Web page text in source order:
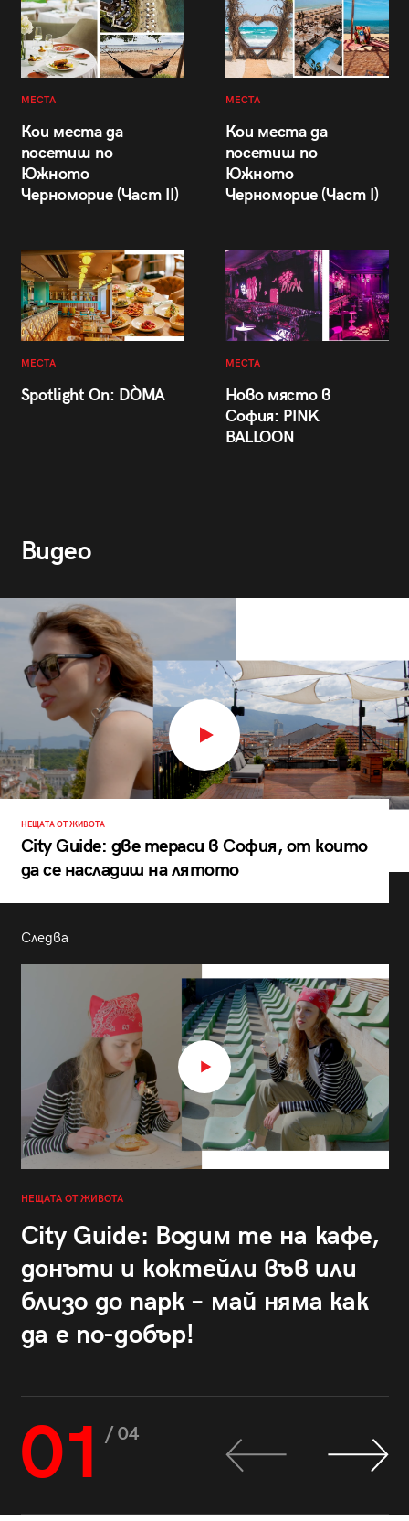
МЕСТА
Кои места да
посетиш по
Южното
Черноморие (Част II)
МЕСТА
Кои места да
посетиш по
Южното
Черноморие (Част I)
МЕСТА
Spotlight On: DÒMA
МЕСТА
Ново място в
София: PINK
BALLOON
Видео
НЕЩАТА ОТ ЖИВОТА
City Guide: две тераси в София, от които
да се насладиш на лятото
Следва
НЕЩАТА ОТ ЖИВОТА
City Guide: Водим те на кафе,
донъти и коктейли във или
близо до парк – май няма как
да е по-добър!
01 / 04